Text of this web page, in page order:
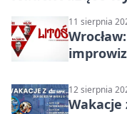
11 sierpnia
12 sierpnia
Wakacje